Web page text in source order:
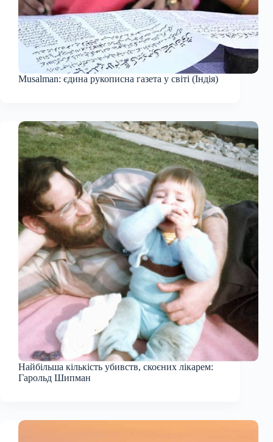
Musalman: єдина рукописна газета у світі (Індія)
Найбільша кількість убивств, скоєних лікарем:
Гарольд Шипман